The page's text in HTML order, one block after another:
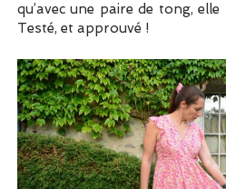
qu’avec une paire de tong,
Testé, et approuvé !